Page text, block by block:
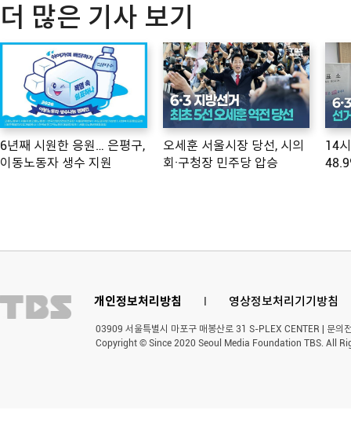
더 많은 기사 보기
6년째 시원한 응원… 은평구,
이동노동자 생수 지원
오세훈 서울시장 당선, 시의
회·구청장 민주당 압승
14
개인정보처리방침 l 영상정보처리기기방침
03909 서울특별시 마포구 매봉산로 31 S-PLEX CENTER | 문
Copyright © Since 2020 Seoul Media Foundation TBS. All